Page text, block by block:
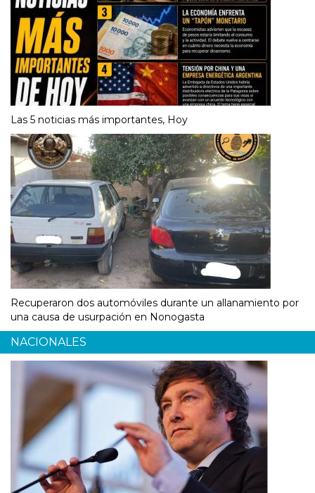
Las 5 noticias más importantes, Hoy
Recuperaron dos automóviles durante un allanamiento por
una causa de usurpación en Nonogasta
NACIONALES